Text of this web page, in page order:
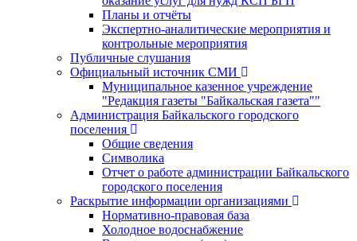
Планы и отчёты
Экспертно-аналитические мероприятия и
контрольные мероприятия
Публичные слушания
Официальный источник СМИ
Муниципальное казенное учреждение
"Редакция газеты "Байкальская газета""
Администрация Байкальского городского
поселения
Общие сведения
Символика
Отчет о работе администрации Байкальского
городского поселения
Раскрытие информации организациями
Нормативно-правовая база
Холодное водоснабжение